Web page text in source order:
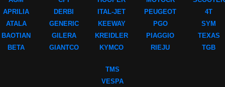
APRILIA
ATALA
BAOTIAN
BETA
DERBI
GENERIC
GILERA
GIANTCO
ITAL-JET
KEEWAY
KREIDLER
KYMCO
PEUGEOT
PGO
PIAGGIO
RIEJU
4T
SYM
TEXAS
TGB
TMS
VESPA